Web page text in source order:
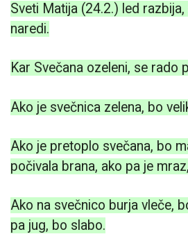
Sveti Matija (24.2.) led razbija,
naredi.
Kar Svečana ozeleni, se rado
Ako je svečnica zelena, bo
Ako je pretoplo svečana, bo
počivala brana, ako pa je
Ako na svečnico burja vleče,
pa jug, bo slabo.